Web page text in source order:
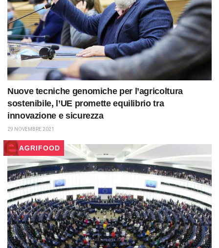
Nuove tecniche genomiche per l’agricoltura
sostenibile, l’UE promette equilibrio tra
innovazione e sicurezza
29 NOVEMBRE 2021
AGRIFOOD